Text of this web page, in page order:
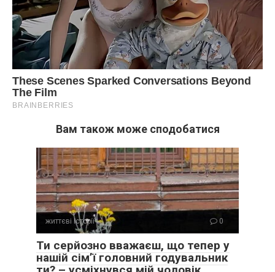
Вам також може сподобатися
життєві історії 0
Ти серйозно вважаєш, що тепер у
нашій сім’ї головний годувальник